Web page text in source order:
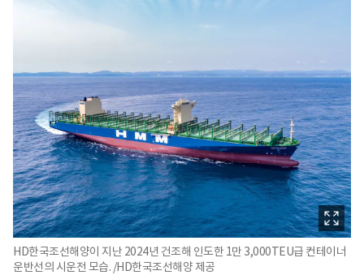
HD한국조선해양이 지난 2024년 건조해 인도한 1만 3,000TEU급 컨테이너
운반선의 시운전 모습. /HD한국조선해양 제공